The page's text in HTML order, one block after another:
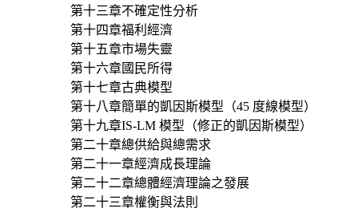
第十三章不確定性分析
第十四章福利經濟
第十五章市場失靈
第十六章國民所得
第十七章古典模型
第十八章簡單的凱因斯模型（45 度線模型）
第十九章IS-LM 模型（修正的凱因斯模型）
第二十章總供給與總需求
第二十一章經濟成長理論
第二十二章總體經濟理論之發展
第二十三章權衡與法則